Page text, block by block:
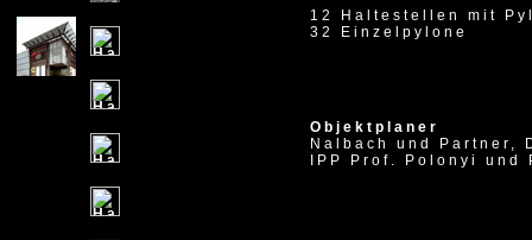
12 Haltestellen mit
32 Einzelpylone
Objektplaner
Nalbach und Partner,
IPP Prof. Polonyi und